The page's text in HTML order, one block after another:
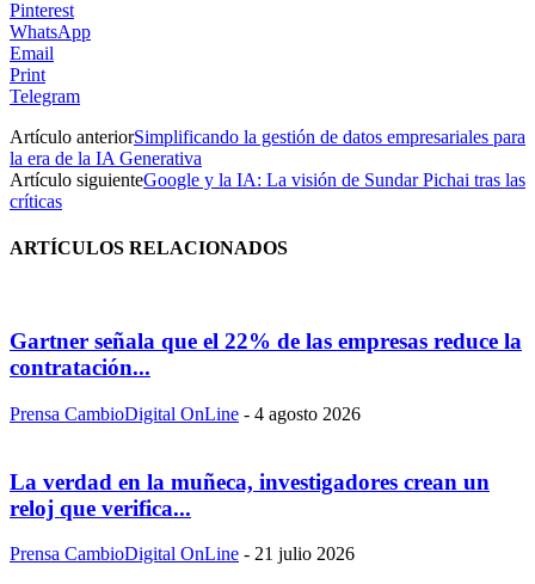
Pinterest
WhatsApp
Email
Print
Telegram
Artículo anteriorSimplificando la gestión de datos empresariales para
la era de la IA Generativa
Artículo siguienteGoogle y la IA: La visión de Sundar Pichai tras las
críticas
ARTÍCULOS RELACIONADOS
Gartner señala que el 22% de las empresas reduce la
contratación...
Prensa CambioDigital OnLine - 4 agosto 2026
La verdad en la muñeca, investigadores crean un
reloj que verifica...
Prensa CambioDigital OnLine - 21 julio 2026